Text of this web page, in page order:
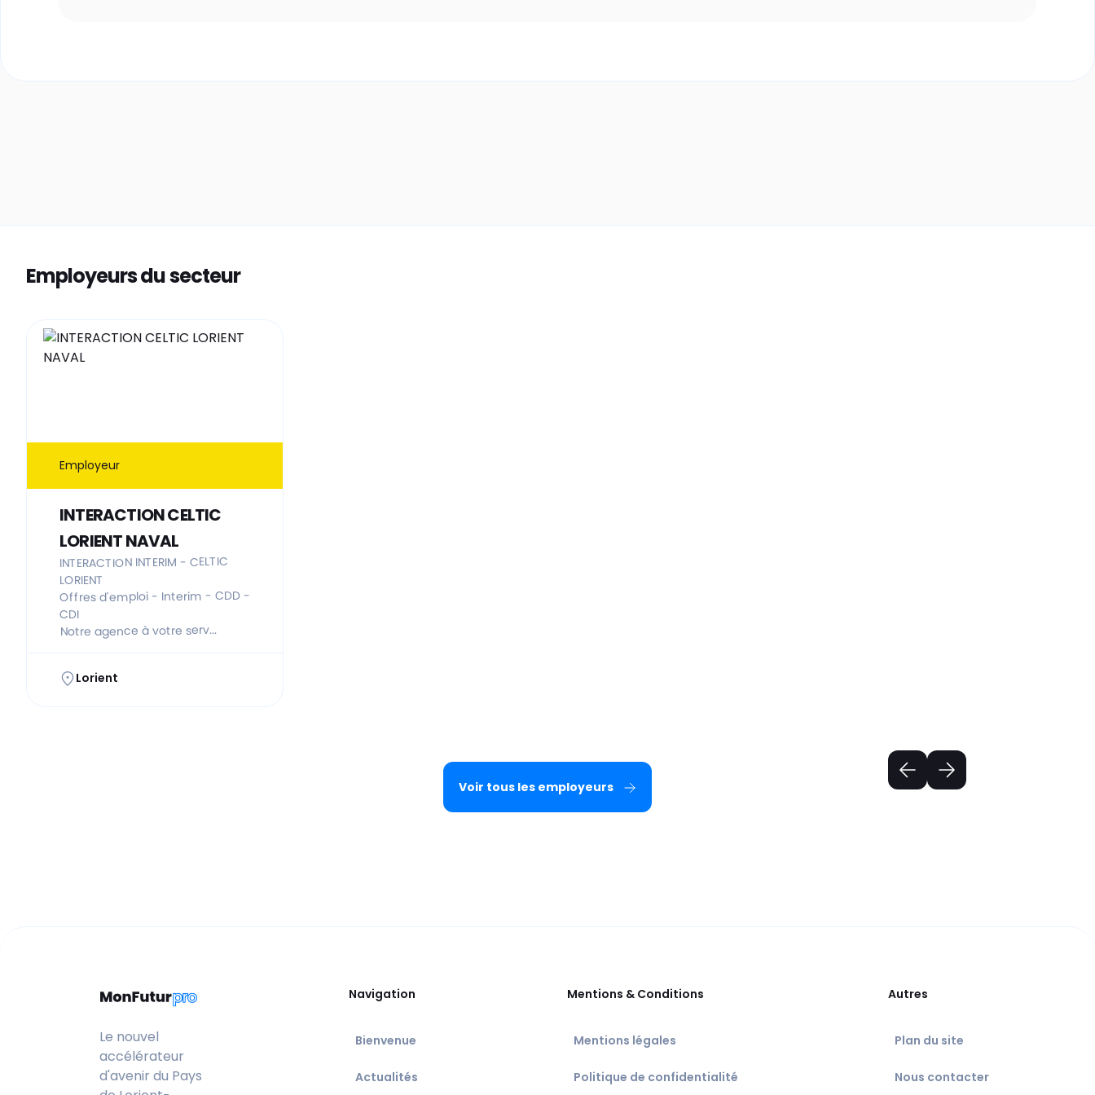
Employeurs du secteur
Employeur
INTERACTION CELTIC
LORIENT NAVAL
INTERACTION INTERIM - CELTIC
LORIENT
Offres d'emploi - Interim - CDD -
CDI
Notre agence à votre serv...
Lorient
Voir tous les employeurs
Le nouvel
accélérateur
d'avenir du Pays
Navigation
Bienvenue
Actualités
Mentions & Conditions
Mentions légales
Politique de confidentialité
Autres
Plan du site
Nous contacter